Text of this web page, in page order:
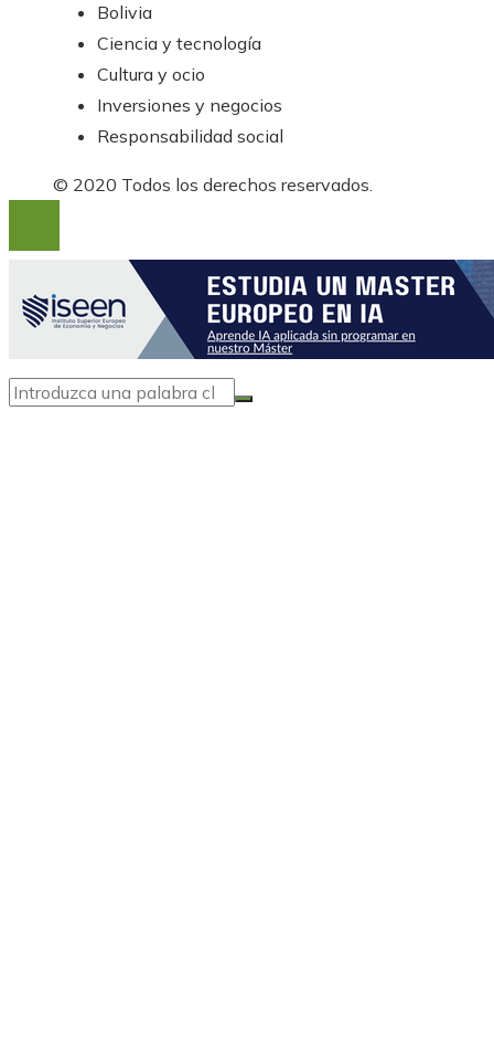
Bolivia
Ciencia y tecnología
Cultura y ocio
Inversiones y negocios
Responsabilidad social
© 2020 Todos los derechos reservados.